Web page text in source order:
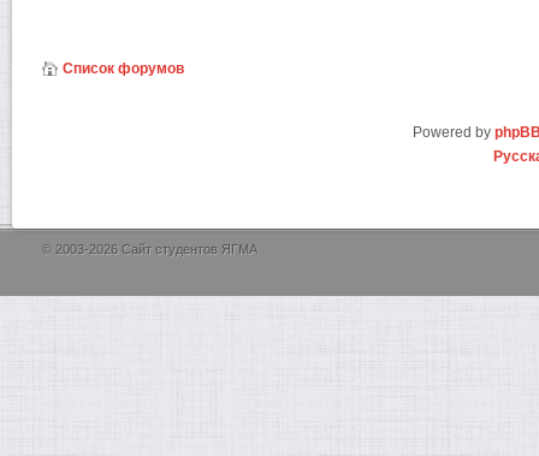
Список форумов
Powered by
© 2003-2026 Сайт студентов ЯГМА